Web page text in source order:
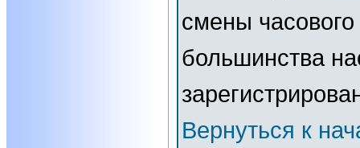
смены
большинства
Вернуться к